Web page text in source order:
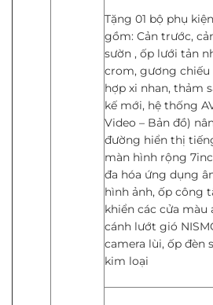
Tặng 01 bộ phụ
gồm: Cản trước,
sườn , ốp lưới tản
crom, gương chiếu
hợp xi nhan, thảm
kế mới, hệ thống
Video – Bản đồ)
đường hiển thị
màn hình rộng
đa hóa ứng dụng
hình ảnh, ốp công
khiển các cửa màu
cánh lướt gió
camera lùi, ốp đèn
kim loại